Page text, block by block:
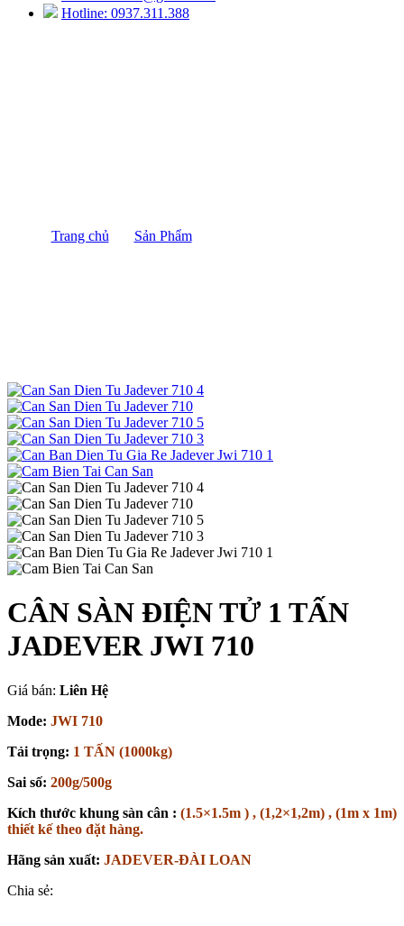
Hotline: 0937.311.388
Trang chủ Sản Phẩm/
CÂN SÀN ĐIỆN TỬ 1 TẤN
JADEVER JWI 710
Giá bán: Liên Hệ
Mode: JWI 710
Tải trọng: 1 TẤN (1000kg)
Sai số: 200g/500g
Kích thước khung sàn cân : (1.5×1.5m ) , (1,2×1,2m) , (1m x 1m)
thiết kế theo đặt hàng.
Hãng sản xuất: JADEVER-ĐÀI LOAN
Chia sẻ: